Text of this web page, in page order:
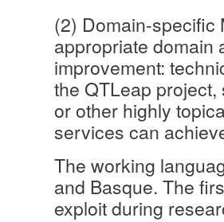
(2) Domain-specific
appropriate domain
improvement:
the QTLeap
or other highly
services can
The working
and Basque. The
exploit during